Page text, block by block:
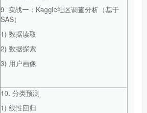
9. 实战一：Kaggle社区调查分析（基于
SAS）
1) 数据读取
2) 数据探索
3) 用户画像
10. 分类预测
1) 线性回归